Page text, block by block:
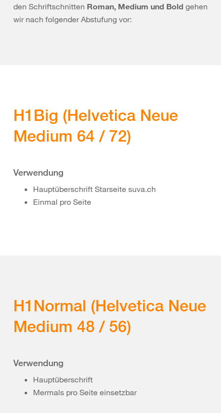
den Schriftschnitten Roman, Medium und Bold gehen
wir nach folgender Abstufung vor:
H1Big (Helvetica Neue
Medium 64 / 72)
Verwendung
Hauptüberschrift Starseite suva.ch
Einmal pro Seite
H1Normal (Helvetica Neue
Medium 48 / 56)
Verwendung
Hauptüberschrift
Mermals pro Seite einsetzbar